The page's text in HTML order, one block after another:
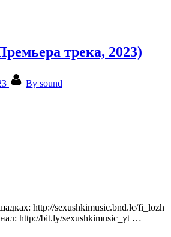
трека, 2023)
By sound
http://sexushkimusic.bnd.lc/fi_lozh
http://bit.ly/sexushkimusic_yt …